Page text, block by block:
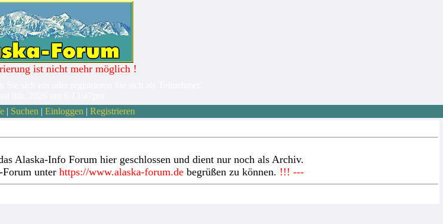
ist nicht mehr möglich !
| Suchen | Einloggen | Registrieren
Alaska-Info Forum hier geschlossen und dient nur noch als Archiv.
unter https://www.alaska-forum.de begrüßen zu können. !!! ---